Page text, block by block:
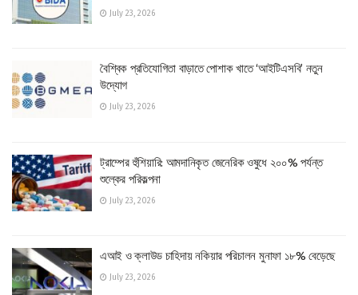
July 23, 2026
বৈশ্বিক প্রতিযোগিতা বাড়াতে পোশাক খাতে ‘আইটিএসবি’ নতুন
উদ্যোগ
July 23, 2026
ট্রাম্পের হুঁশিয়ারি: আমদানিকৃত জেনেরিক ওষুধে ২০০% পর্যন্ত
শুল্কের পরিকল্পনা
July 23, 2026
এআই ও ক্লাউড চাহিদায় নকিয়ার পরিচালন মুনাফা ১৮% বেড়েছে
July 23, 2026